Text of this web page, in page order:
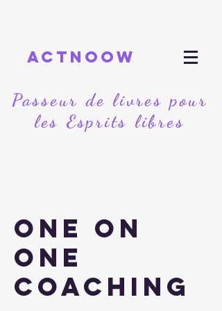
actnoow
Passeur de livres pour
les Esprits libres
One On
One
Coaching